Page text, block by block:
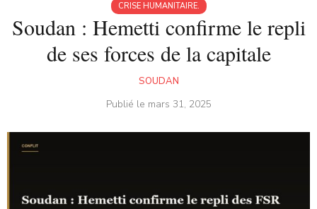
CRISE HUMANITAIRE.
Soudan : Hemetti confirme le repli
de ses forces de la capitale
SOUDAN
Publié le mars 31, 2025